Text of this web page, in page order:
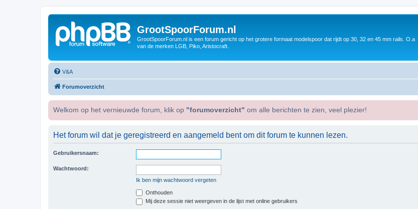
GrootSpoorForum.nl
GrootSpoorForum.nl is een forum gericht op het grotere formaat modelspoor dat rijdt op 30, 32 en 45 mm rails. O.a
van de merken LGB, Piko, Aristocraft.
V&A
Forumoverzicht
Welkom op het vernieuwde forum, klik op "forumoverzicht" om alle berichten te zien, veel plezier!
Het forum wil dat je geregistreerd en aangemeld bent om dit forum te kunnen lezen.
Gebruikersnaam:
Wachtwoord:
Ik ben mijn wachtwoord vergeten
Onthouden
Mij deze sessie niet weergeven in de lijst met online gebruikers